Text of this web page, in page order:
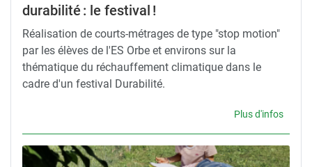
durabilité : le festival !
Réalisation de courts-métrages de type "stop motion"
par les élèves de l'ES Orbe et environs sur la
thématique du réchauffement climatique dans le
cadre d'un festival Durabilité.
Plus d'infos